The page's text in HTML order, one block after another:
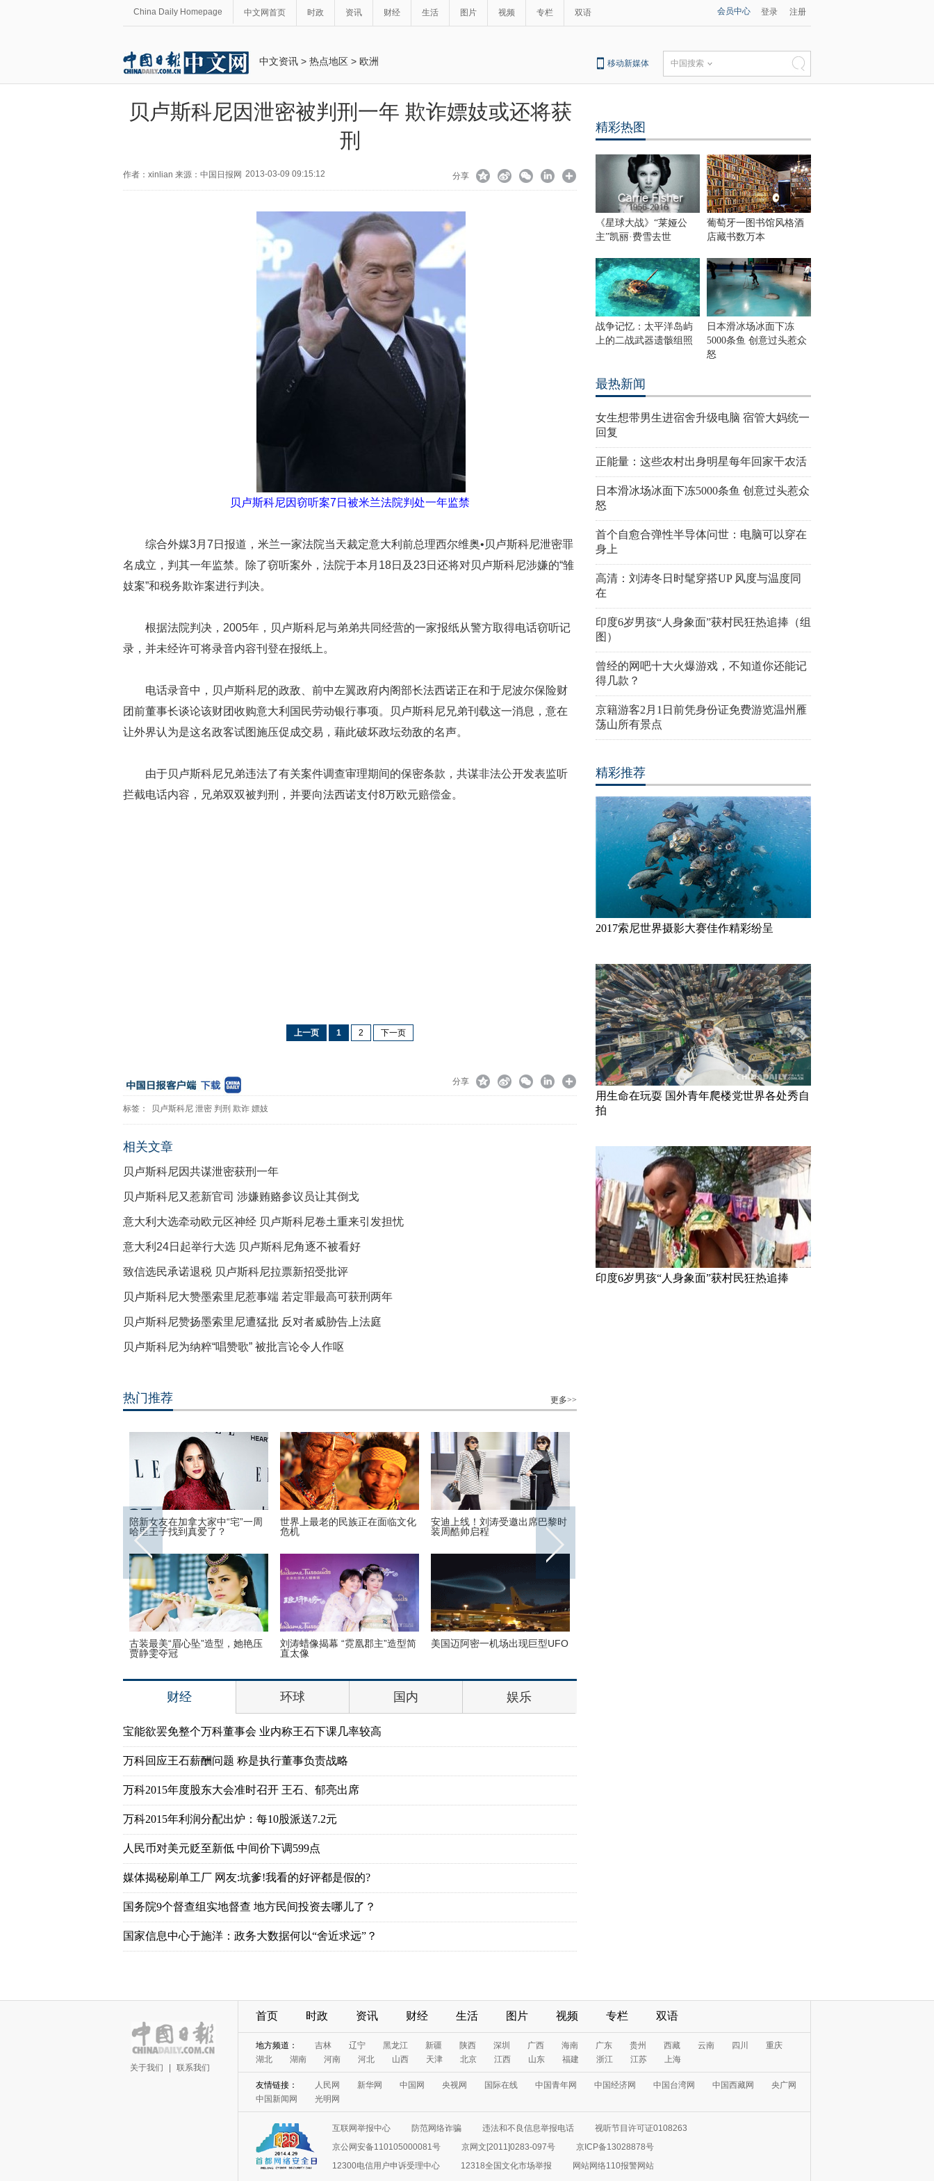
China Daily Homepage 中文网首页 时政 资讯 财经 生活 图片 视频 专栏 双语 会员中心 登录 注册
中文资讯 > 热点地区 > 欧洲 移动新媒体 中国搜索
贝卢斯科尼因泄密被判刑一年 欺诈嫖妓或还将获
刑
作者：xinlian 来源：中国日报网 2013-03-09 09:15:12 分享
贝卢斯科尼因窃听案7日被米兰法院判处一年监禁
综合外媒3月7日报道，米兰一家法院当天裁定意大利前总理西尔维奥•贝卢斯科尼泄密罪
名成立，判其一年监禁。除了窃听案外，法院于本月18日及23日还将对贝卢斯科尼涉嫌的“雏
妓案”和税务欺诈案进行判决。
根据法院判决，2005年，贝卢斯科尼与弟弟共同经营的一家报纸从警方取得电话窃听记
录，并未经许可将录音内容刊登在报纸上。
电话录音中，贝卢斯科尼的政敌、前中左翼政府内阁部长法西诺正在和于尼波尔保险财
团前董事长谈论该财团收购意大利国民劳动银行事项。贝卢斯科尼兄弟刊载这一消息，意在
让外界认为是这名政客试图施压促成交易，藉此破坏政坛劲敌的名声。
由于贝卢斯科尼兄弟违法了有关案件调查审理期间的保密条款，共谋非法公开发表监听
拦截电话内容，兄弟双双被判刑，并要向法西诺支付8万欧元赔偿金。
上一页 1 2 下一页
分享
标签： 贝卢斯科尼 泄密 判刑 欺诈 嫖妓
相关文章
贝卢斯科尼因共谋泄密获刑一年
贝卢斯科尼又惹新官司 涉嫌贿赂参议员让其倒戈
意大利大选牵动欧元区神经 贝卢斯科尼卷土重来引发担忧
意大利24日起举行大选 贝卢斯科尼角逐不被看好
致信选民承诺退税 贝卢斯科尼拉票新招受批评
贝卢斯科尼大赞墨索里尼惹事端 若定罪最高可获刑两年
贝卢斯科尼赞扬墨索里尼遭猛批 反对者威胁告上法庭
贝卢斯科尼为纳粹“唱赞歌” 被批言论令人作呕
热门推荐 更多>>
安迪上线！刘涛受邀出席巴黎时
装周酷帅启程
美国迈阿密一机场出现巨型UFO
高墙之内：探访泰国重刑犯监狱
丹麦小猫拥有奇异大眼 睡觉时仍
“双头姐妹”共享一个身体 已大学
毕业
三万英尺高空下的地球 没想到竟
如此美丽
巴西：2016里约动漫节精彩上演
里约奥运会前瞻：美国男子体操
财经 环球 国内 娱乐
宝能欲罢免整个万科董事会 业内称王石下课几率较高
万科回应王石薪酬问题 称是执行董事负责战略
万科2015年度股东大会准时召开 王石、郁亮出席
万科2015年利润分配出炉：每10股派送7.2元
人民币对美元贬至新低 中间价下调599点
媒体揭秘刷单工厂 网友:坑爹!我看的好评都是假的?
国务院9个督查组实地督查 地方民间投资去哪儿了？
国家信息中心于施洋：政务大数据何以“舍近求远”？
精彩热图
《星球大战》“莱娅公
主”凯丽·费雪去世
葡萄牙一图书馆风格酒
店藏书数万本
战争记忆：太平洋岛屿
上的二战武器遗骸组照
日本滑冰场冰面下冻
5000条鱼 创意过头惹众
怒
最热新闻
女生想带男生进宿舍升级电脑 宿管大妈统一
回复
正能量：这些农村出身明星每年回家干农活
日本滑冰场冰面下冻5000条鱼 创意过头惹众
怒
首个自愈合弹性半导体问世：电脑可以穿在
身上
高清：刘涛冬日时髦穿搭UP 风度与温度同
在
印度6岁男孩“人身象面”获村民狂热追捧（组
图）
曾经的网吧十大火爆游戏，不知道你还能记
得几款？
京籍游客2月1日前凭身份证免费游览温州雁
荡山所有景点
精彩推荐
2017索尼世界摄影大赛佳作精彩纷呈
用生命在玩耍 国外青年爬楼党世界各处秀自
拍
印度6岁男孩“人身象面”获村民狂热追捧
关于我们 联系我们
首页 时政 资讯 财经 生活 图片 视频 专栏 双语
地方频道： 吉林 辽宁 黑龙江 新疆 陕西 深圳 广西 海南 广东 贵州 西藏 云南 四川
重庆
湖北
湖南 河南 河北 山西 天津 北京 江西 山东 福建 浙江 江苏 上海
友情链接： 人民网 新华网 中国网 央视网 国际在线 中国青年网 中国经济网 中国台湾网 中国西藏网
央广网
中国新闻网
光明网
互联网举报中心 防范网络诈骗 违法和不良信息举报电话
视听节目许可证0108263
京公网安备110105000081号
京网文[2011]0283-097号
京ICP备13028878号
12300电信用户申诉受理中心
12318全国文化市场举报 网站网络110报警网站